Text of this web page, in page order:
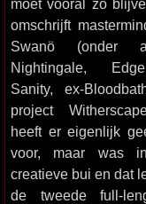
moet vooral zo
omschrijft
Swanö (onder
Nightingale,
Sanity, ex-
project
heeft er eigenlijk
voor, maar was
creatieve bui en dat
de tweede full-